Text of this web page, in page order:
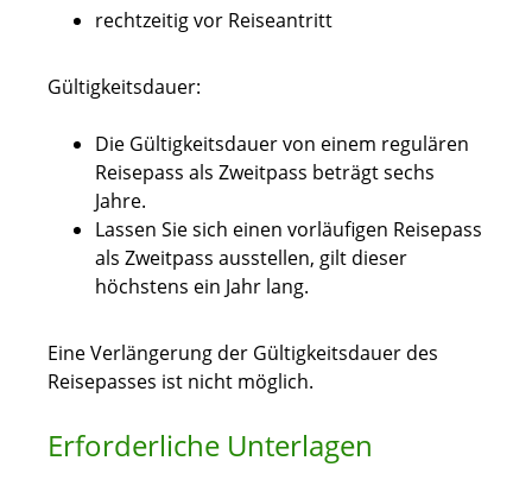
rechtzeitig vor Reiseantritt
Gültigkeitsdauer:
Die Gültigkeitsdauer von einem regulären
Reisepass als Zweitpass beträgt sechs
Jahre.
Lassen Sie sich einen vorläufigen Reisepass
als Zweitpass ausstellen, gilt dieser
höchstens ein Jahr lang.
Eine Verlängerung der Gültigkeitsdauer des
Reisepasses ist nicht möglich.
Erforderliche Unterlagen